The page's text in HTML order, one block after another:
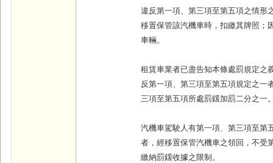
違反第一項、第三項至第五項之情形
移置保管該汽機車時，扣繳其牌照；
車輛。
租賃車業者已盡告知本條處罰規定之
反第一項、第三項至第五項規定之一
三項至第五項所處罰鍰加罰二分之一
汽機車駕駛人有第一項、第三項至第
者，經移置保管汽機車之領回，不受
繳納罰鍰收據之限制。